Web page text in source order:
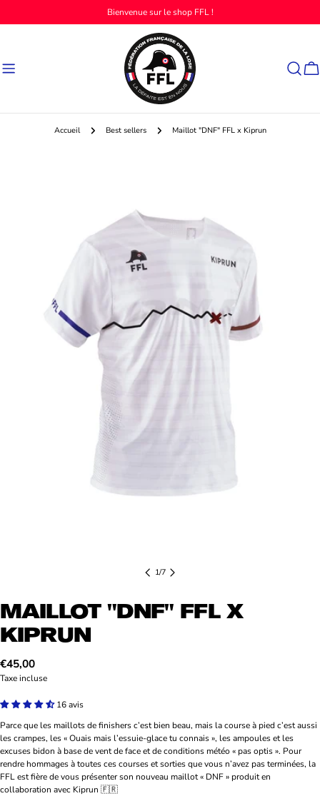
Bienvenue sur le shop FFL !
Accueil Best sellers Maillot "DNF" FFL x Kiprun
le média 0 en mode modal
1/7
MAILLOT "DNF" FFL X
KIPRUN
Prix
€45,00
Taxe incluse
16 avis
Parce que les maillots de finishers c’est bien beau, mais la course à pied c’est aussi
les crampes, les « Ouais mais l’essuie-glace tu connais », les ampoules et les
excuses bidon à base de vent de face et de conditions météo « pas optis ». Pour
rendre hommages à toutes ces courses et sorties que vous n’avez pas terminées, la
FFL est fière de vous présenter son nouveau maillot « DNF » produit en
collaboration avec Kiprun 🇫🇷